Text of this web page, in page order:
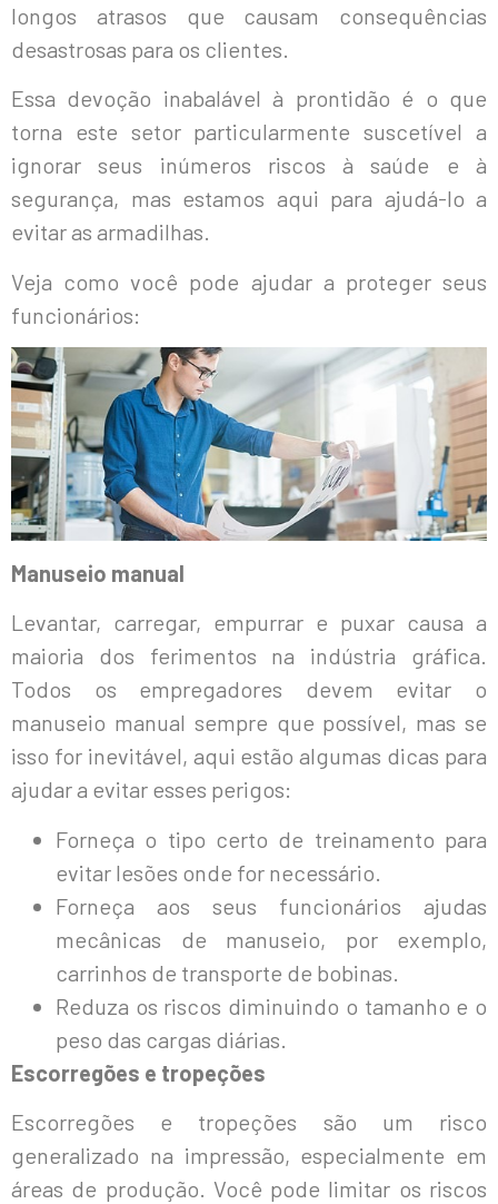
longos atrasos que causam consequências
desastrosas para os clientes.
Essa devoção inabalável à prontidão é o que
torna este setor particularmente suscetível a
ignorar seus inúmeros riscos à saúde e à
segurança, mas estamos aqui para ajudá-lo a
evitar as armadilhas.
Veja como você pode ajudar a proteger seus
funcionários:
Manuseio manual
Levantar, carregar, empurrar e puxar causa a
maioria dos ferimentos na indústria gráfica.
Todos os empregadores devem evitar o
manuseio manual sempre que possível, mas se
isso for inevitável, aqui estão algumas dicas para
ajudar a evitar esses perigos:
Forneça o tipo certo de treinamento para
evitar lesões onde for necessário.
Forneça aos seus funcionários ajudas
mecânicas de manuseio, por exemplo,
carrinhos de transporte de bobinas.
Reduza os riscos diminuindo o tamanho e o
peso das cargas diárias.
Escorregões e tropeções
Escorregões e tropeções são um risco
generalizado na impressão, especialmente em
áreas de produção. Você pode limitar os riscos